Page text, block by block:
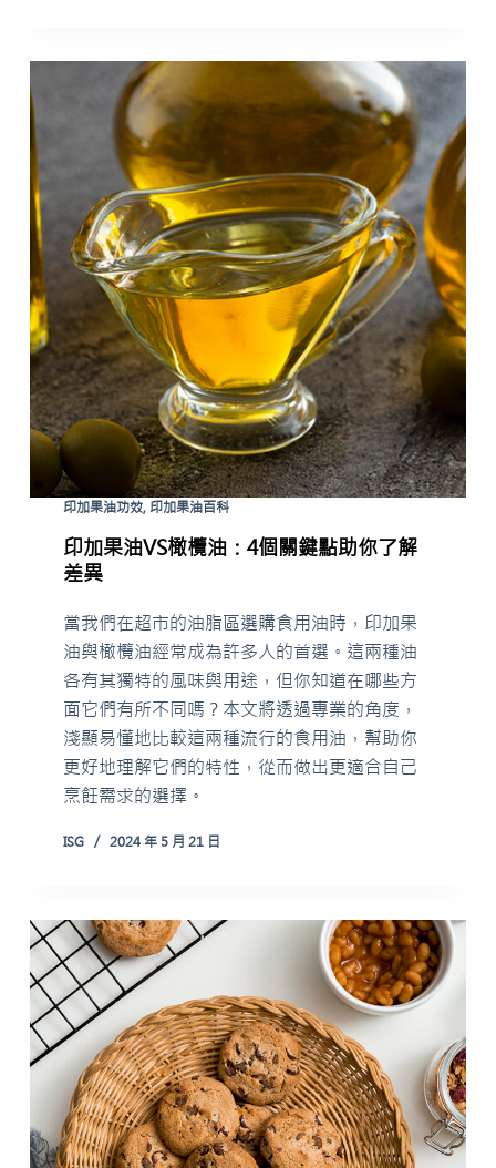
印加果油功效, 印加果油百科
印加果油VS橄欖油：4個關鍵點助你了解
差異
當我們在超市的油脂區選購食用油時，印加果
油與橄欖油經常成為許多人的首選。這兩種油
各有其獨特的風味與用途，但你知道在哪些方
面它們有所不同嗎？本文將透過專業的角度，
淺顯易懂地比較這兩種流行的食用油，幫助你
更好地理解它們的特性，從而做出更適合自己
烹飪需求的選擇。
ISG 2024 年 5 月 21 日